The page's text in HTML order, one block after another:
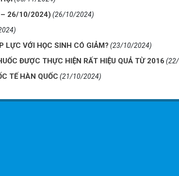
– 26/10/2024) (26/10/2024)
LỰC VỚI HỌC SINH CÓ GIẢM? (23/10/2024)
ĐƯỢC THỰC HIỆN RẤT HIỆU QUẢ TỪ 2016
TẾ HÀN QUỐC (21/10/2024)